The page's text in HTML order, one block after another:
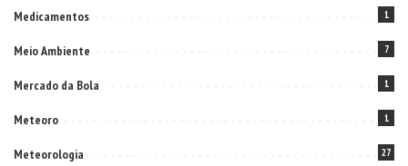
Medicamentos 1
Meio Ambiente 7
Mercado da Bola 1
Meteoro 1
Meteorologia 27